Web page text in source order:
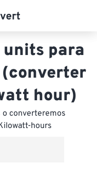
para
hour)
o converteremos
hours